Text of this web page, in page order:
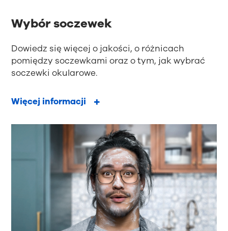
Wybór soczewek
Dowiedz się więcej o jakości, o różnicach
pomiędzy soczewkami oraz o tym, jak wybrać
soczewki okularowe.
Więcej informacji